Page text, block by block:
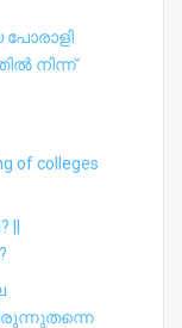
നിന്ന്
of colleges